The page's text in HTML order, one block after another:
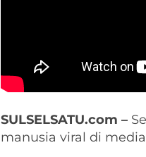
SULSELSATU.com –
manusia viral di